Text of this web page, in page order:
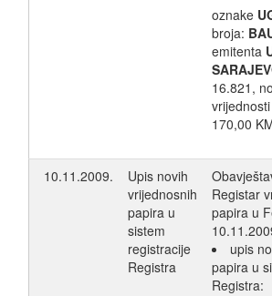
oznake
broja:
emitenta
16.821,
170,00
10.11.2009.
Upis novih
vrijednosnih
papira u
sistem
registracije
Registra
Registar
papira u
upis
papira u
Registra: